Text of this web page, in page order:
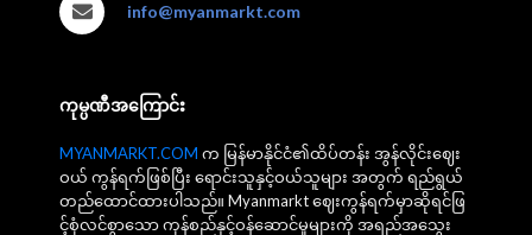
info@myanmarkt.com
ကုမ္ပဏီအကြောင်း
MYANMARKT.COM က မြန်မာနိုင်ငံ၏ထိပ်တန်း အွန်လိုင်းဈေး
ဝယ် ကွန်ရက်ဖြစ်ပြီး ရောင်းသူနှင့်ဝယ်သူများ အတွက် ရည်ရွယ်
တည်ထောင်ထားပါသည်။ Myanmarkt ဈေးကွန်ရက်မှာဆိုရင်ဖြ
င့်စုံလင်စွာသော ကုန်စည်နှင့်ဝန်ဆောင်မှုများကို အရည်အသွေး